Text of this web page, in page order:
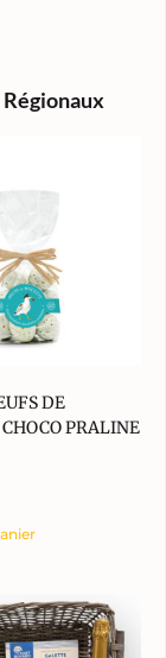
DE
PRALINE